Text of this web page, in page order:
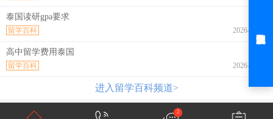
泰国读研gpa要求
2026-08-06
留学百科
高中留学费用泰国
2026-08-06
留学百科
进入留学百科频道>
2